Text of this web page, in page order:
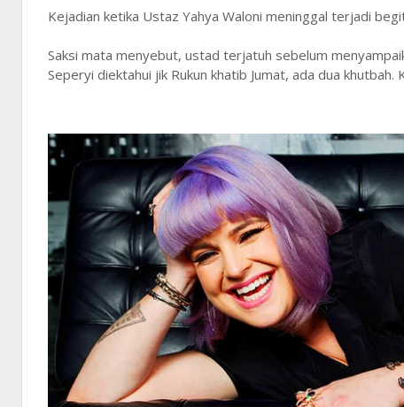
Kejadian ketika Ustaz Yahya Waloni meninggal terjadi
Saksi mata menyebut, ustad terjatuh sebelum
Seperyi diektahui jik Rukun khatib Jumat, ada dua